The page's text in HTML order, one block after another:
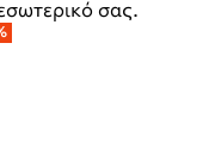
σας.